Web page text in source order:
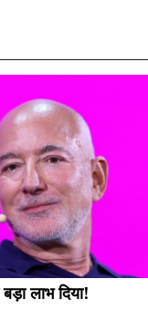
लाभ दिया!